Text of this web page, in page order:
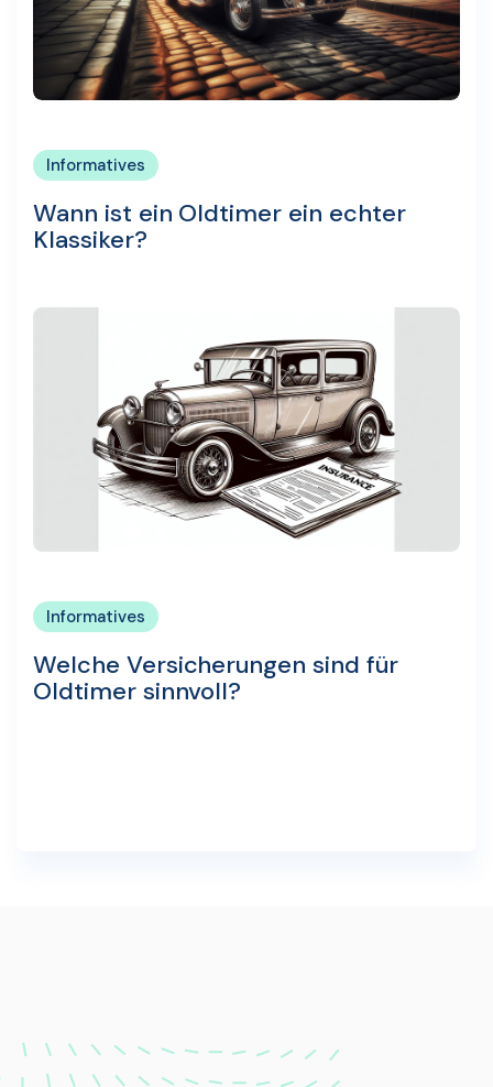
Informatives
Wann ist ein Oldtimer ein echter
Klassiker?
Informatives
Welche Versicherungen sind für
Oldtimer sinnvoll?